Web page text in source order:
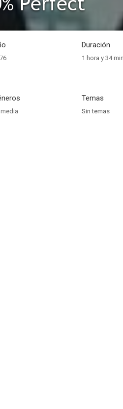
Duración
1 hora y 34
Temas
Sin temas